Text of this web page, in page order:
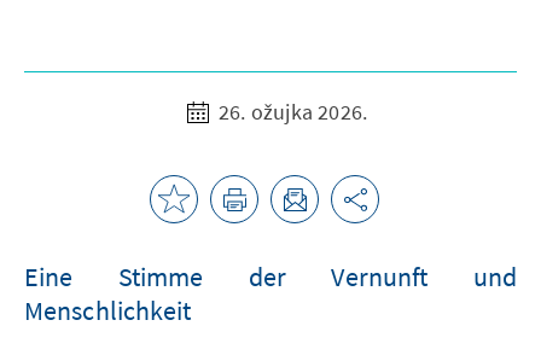
26. ožujka 2026.
Eine Stimme der Vernunft und
Menschlichkeit